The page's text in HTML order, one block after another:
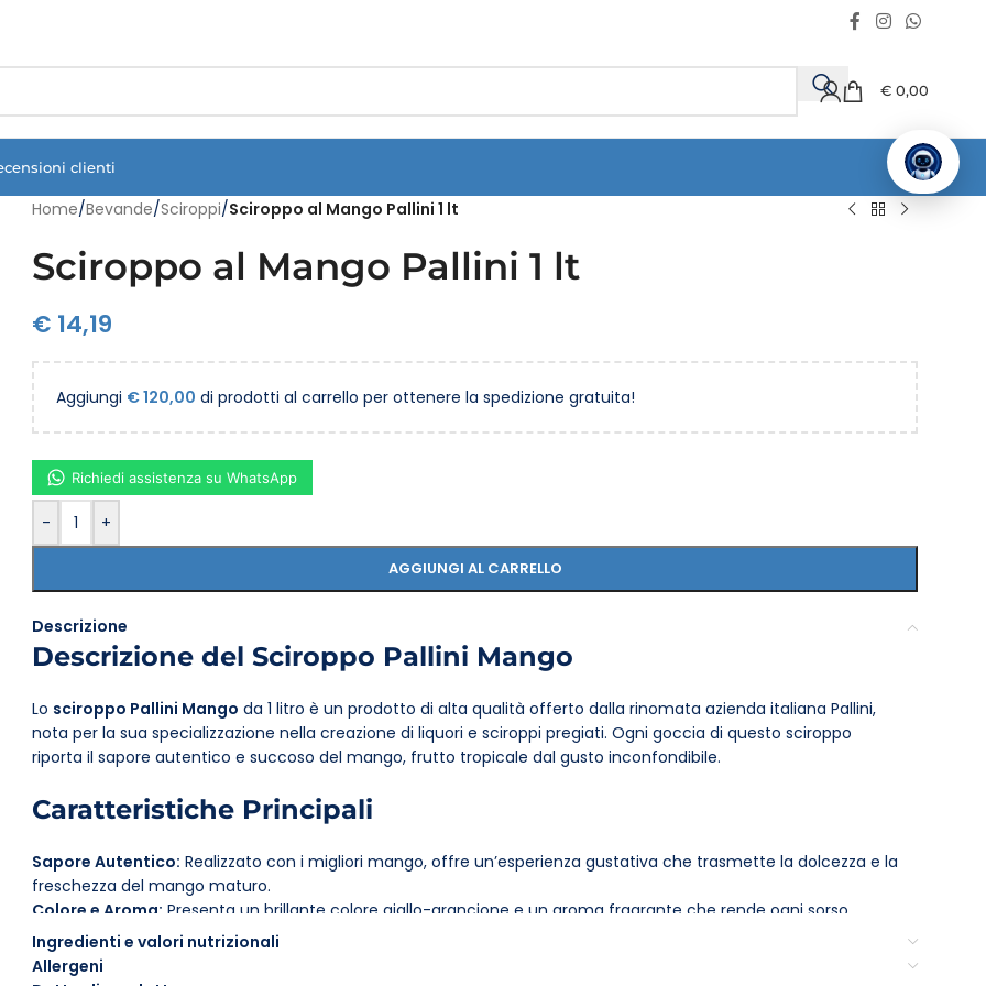
€ 0,00
clienti
Home/Bevande/Sciroppi/Sciroppo al Mango Pallini 1 lt
Sciroppo al Mango Pallini 1 lt
€ 14,19
Aggiungi €120,00 di prodotti al carrello per ottenere la spedizione gratuita!
- +
AGGIUNGI AL CARRELLO
Richiedi assistenza su WhatsApp
Descrizione
Descrizione del Sciroppo Pallini Mango
Lo sciroppo Pallini Mango da 1 litro è un prodotto di alta qualità offerto dalla rinomata azienda italiana Pallini,
nota per la sua specializzazione nella creazione di liquori e sciroppi pregiati. Ogni goccia di questo sciroppo
riporta il sapore autentico e succoso del mango, frutto tropicale dal gusto inconfondibile.
Caratteristiche Principali
Sapore Autentico: Realizzato con i migliori mango, offre un’esperienza gustativa che trasmette la dolcezza e la
freschezza del mango maturo.
Colore e Aroma: Presenta un brillante colore giallo-arancione e un aroma fragrante che rende ogni sorso
invitante.
Versatilità:
Ingredienti e valori nutrizionali
Allergeni